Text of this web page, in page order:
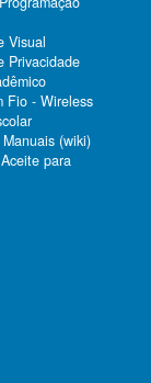
Visual
Privacidade
Fio - Wireless
(wiki)
para